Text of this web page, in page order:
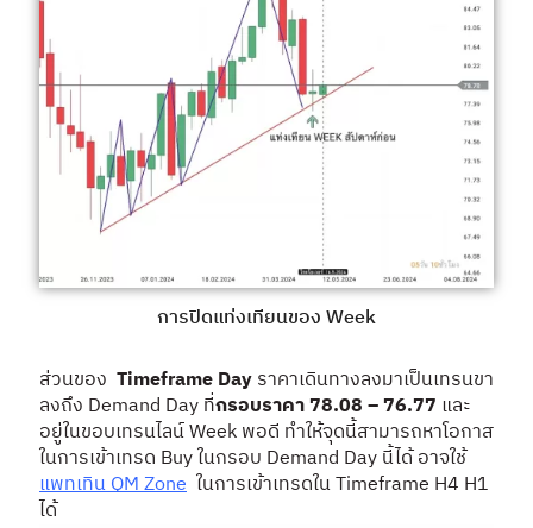
การปิดแท่งเทียนของ Week
ส่วนของ Timeframe Dayราคาเดินทางลงมาเป็นเทรนขา
ลงถึง Demand Day ที่กรอบราคา 78.08 – 76.77 และ
อยู่ในขอบเทรนไลน์ Week พอดี ทำให้จุดนี้สามารถหาโอกาส
ในการเข้าเทรด Buy ในกรอบ Demand Day นี้ได้ อาจใช้
แพทเทิน QM Zone ในการเข้าเทรดใน Timeframe H4 H1
ได้